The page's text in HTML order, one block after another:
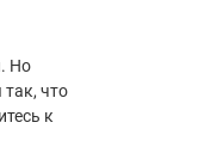
Но
что
к